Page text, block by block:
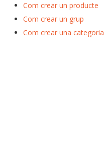
Com crear un producte
Com crear un grup
Com crear una categoria